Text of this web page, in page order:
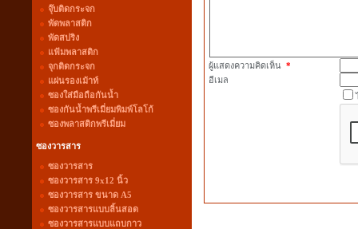
จุ๊บติดกระจก
พัดพลาสติก
พัดสปริง
แฟ้มพลาสติก
จุกติดกระจก
แผ่นรองเม้าท์
ซองใส่มือถือกันน้ำ
ซองกันน้ำพรีเมี่ยมพิมพ์โลโก้
ซองพลาสติกพรีเมี่ยม
ซองวารสาร
ซองวารสาร
ซองวารสาร 9x12 นิ้ว
ซองวารสาร ขนาด A5
ซองวารสารแบบลิ้นสอด
ซองวารสารแบบแถบกาว
ผู้แสดงความคิดเห็น *
อีเมล